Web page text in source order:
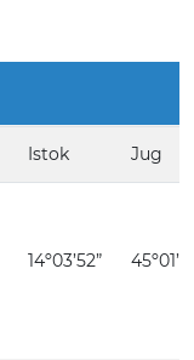
Istok Jug
14º03’52”